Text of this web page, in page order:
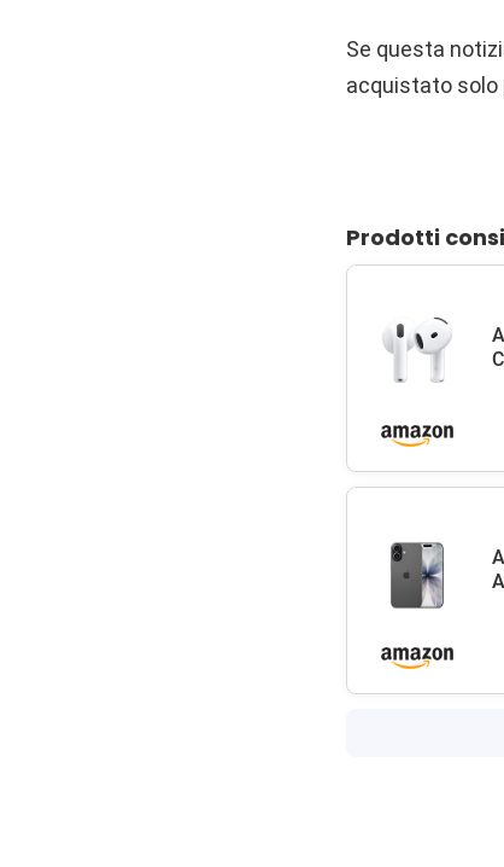
Se questa
acquistato solo
Prodotti